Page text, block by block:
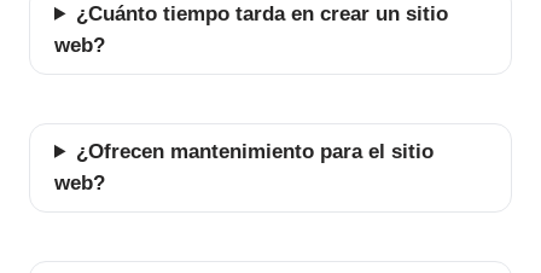
¿Cuánto tiempo tarda en crear un sitio
web?
¿Ofrecen mantenimiento para el sitio
web?